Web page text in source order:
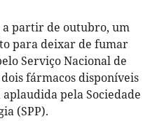
a partir de outubro, um
para deixar de fumar
Serviço Nacional de
fármacos disponíveis
pela Sociedade
(SPP).